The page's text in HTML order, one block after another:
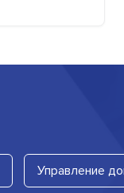
Управление